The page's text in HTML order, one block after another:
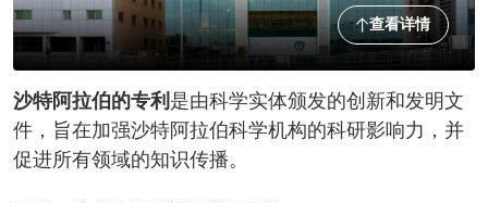
查看详情
沙特阿拉伯的专利是由科学实体颁发的创新和发明文
件，旨在加强沙特阿拉伯科学机构的科研影响力，并
促进所有领域的知识传播。